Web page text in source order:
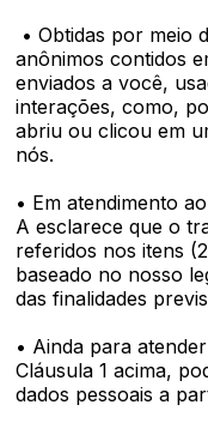
• Obtidas por meio
anônimos contidos
enviados a você,
interações, como,
abriu ou clicou em
nós.
• Em atendimento
A esclarece que o
referidos nos itens
baseado no nosso
das finalidades
• Ainda para
Cláusula 1 acima,
dados pessoais a